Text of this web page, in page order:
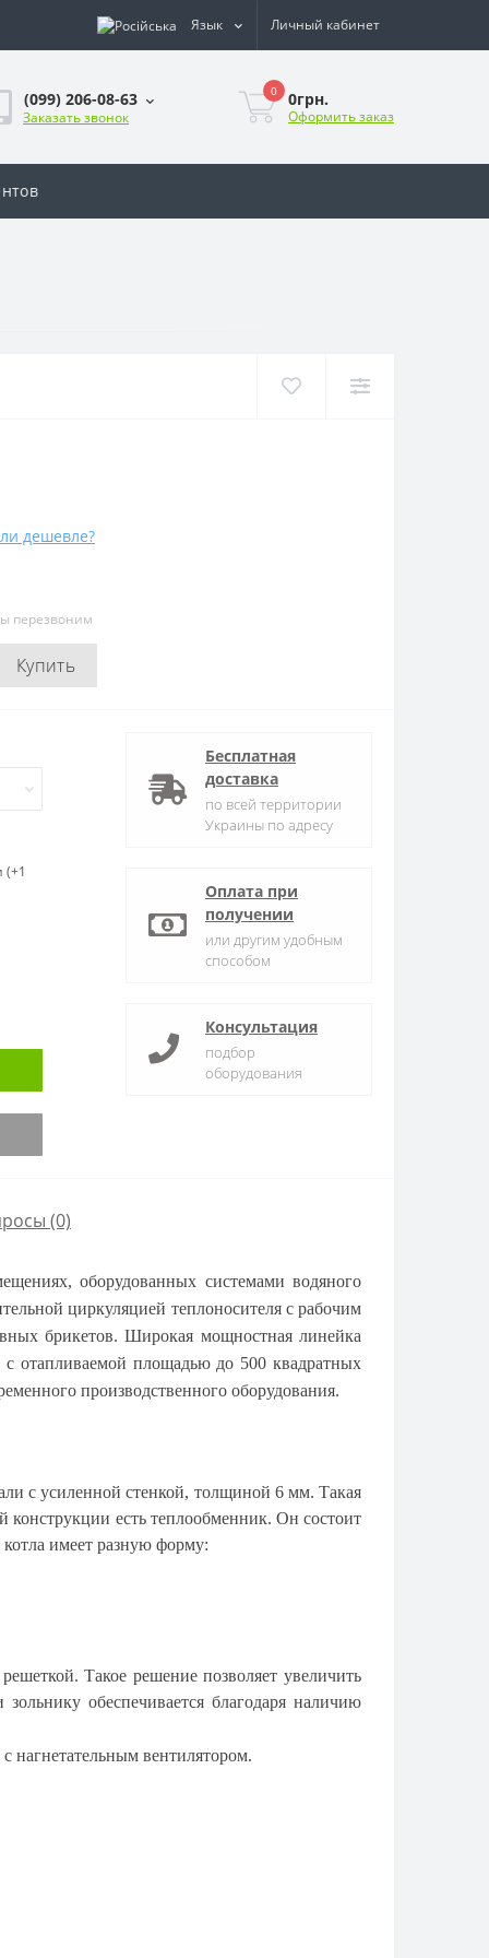
Язык Личный кабинет
(099) 206-08-63
Заказать звонок
0 0грн.
Оформить заказ
дешевле?
перезвоним
Купить
(+1
Бесплатная
доставка
по всей территории
Украины по адресу
Оплата при
получении
или другим удобным
способом
Консультация
подбор
оборудования
(0)
оборудованных системами водяного
циркуляцией теплоносителя с рабочим
брикетов. Широкая мощностная линейка
с отапливаемой площадью до 500 квадратных
производственного оборудования.
с усиленной стенкой, толщиной 6 мм. Такая
есть теплообменник. Он состоит
имеет разную форму:
Такое решение позволяет увеличить
обеспечивается благодаря наличию
нагнетательным вентилятором.